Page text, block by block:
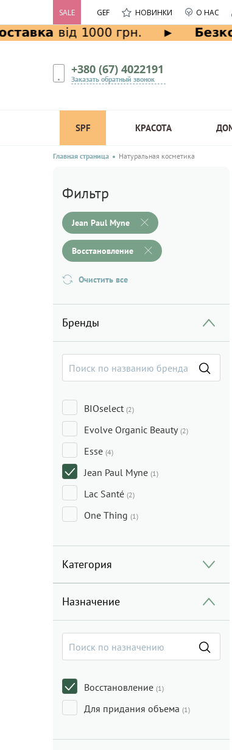
SALE GEF НОВИНКИ О НАС
+380 (67) 4022191
Заказать обратный звонок
SPF КРАСОТА
Главная страница Натуральная косметика
Фильтр
Jean Paul Myne
Восстановление
Очистить все
Бренды
BIOselect (2)
Evolve Organic Beauty (2)
Esse (4)
Jean Paul Myne (1)
Lac Santé (2)
One Thing (1)
Категория
Назначение
Восстановление (1)
Для придания объема (1)